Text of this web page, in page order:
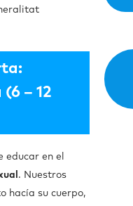
– 12
educar en el
. Nuestros
hacía su cuerpo,